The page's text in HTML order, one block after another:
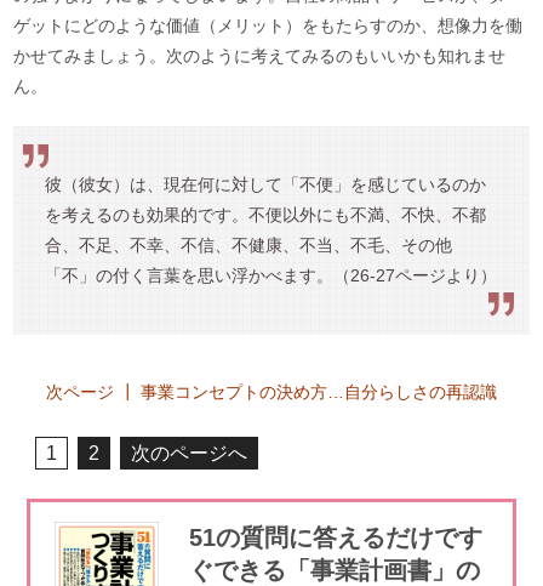
ゲットにどのような価値（メリット）をもたらすのか、想像力を働
かせてみましょう。次のように考えてみるのもいいかも知れませ
ん。
彼（彼女）は、現在何に対して「不便」を感じているのか
を考えるのも効果的です。不便以外にも不満、不快、不都
合、不足、不幸、不信、不健康、不当、不毛、その他
「不」の付く言葉を思い浮かべます。（26-27ページより）
次ページ ┃ 事業コンセプトの決め方…自分らしさの再認識
1 2 次のページへ
51の質問に答えるだけです
ぐできる「事業計画書」の